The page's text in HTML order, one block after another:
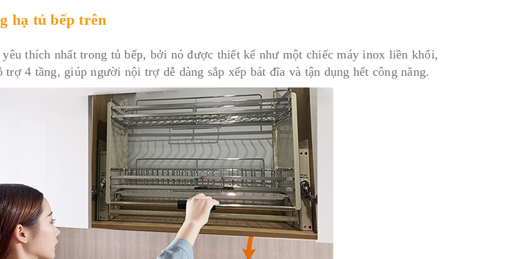
hạ tủ bếp trên
thích nhất trong tủ bếp, bởi nó được thiết kế như một chiếc máy inox liền khối,
4 tầng, giúp người nội trợ dễ dàng sắp xếp bát đĩa và tận dụng hết công năng.